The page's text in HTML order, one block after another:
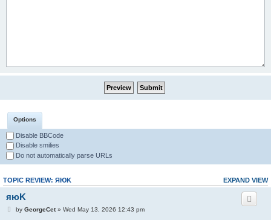
Options
Disable BBCode
Disable smilies
Do not automatically parse URLs
EXPAND VIEW
TOPIC REVIEW: ЯЮK
яюK
by GeorgeCet» Wed May 13, 2026 12:43 pm